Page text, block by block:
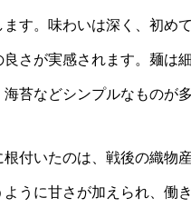
す。味わいは深く、初め
さが実感されます。麺は
苔などシンプルなものが
根付いたのは、戦後の織物
うに甘さが加えられ、働